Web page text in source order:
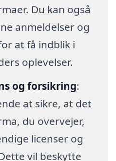
Du kan også
anmeldelser og
at få indblik i
oplevelser.
og forsikring:
at sikre, at det
du overvejer,
licenser og
vil beskytte